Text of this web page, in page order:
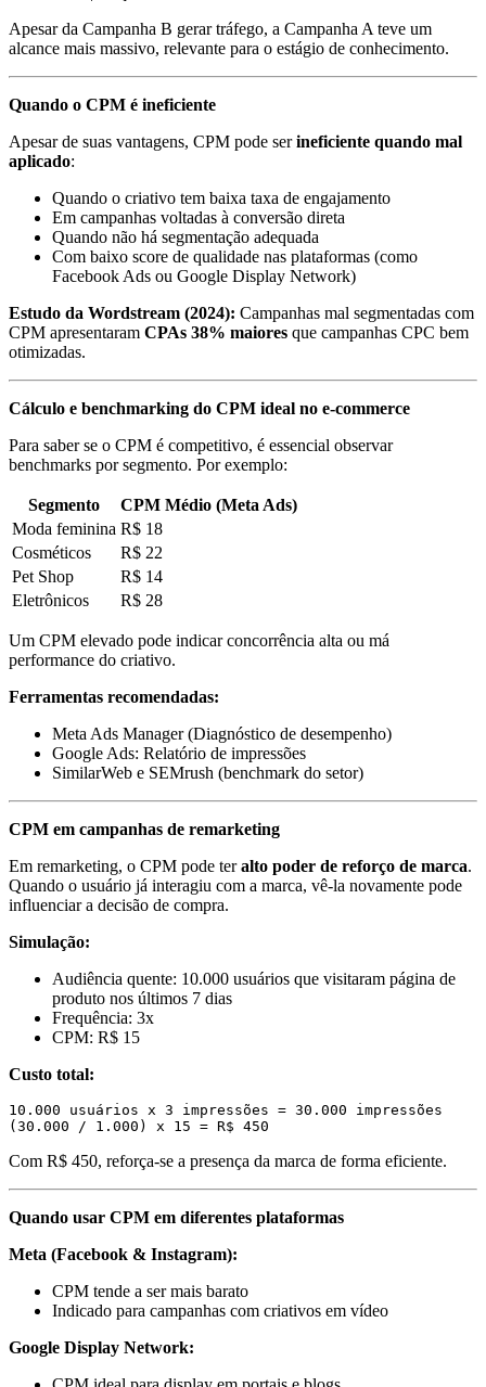
Apesar da Campanha B gerar tráfego, a Campanha A teve um
alcance mais massivo, relevante para o estágio de conhecimento.
Quando o CPM é ineficiente
Apesar de suas vantagens, CPM pode serineficiente quando mal
aplicado:
Quando o criativo tem baixa taxa de engajamento
Em campanhas voltadas à conversão direta
Quando não há segmentação adequada
Com baixo score de qualidade nas plataformas (como
Facebook Ads ou Google Display Network)
Estudo da Wordstream (2024): Campanhas mal segmentadas com
CPM apresentaram CPAs 38% maiores que campanhas CPC bem
otimizadas.
Cálculo e benchmarking do CPM ideal no e-commerce
Para saber se o CPM é competitivo, é essencial observar
benchmarks por segmento. Por exemplo:
Segmento
CPM Médio (Meta Ads)
Moda feminina R$ 18
Cosméticos
R$ 22
Pet Shop
R$ 14
Eletrônicos
R$ 28
Um CPM elevado pode indicar concorrência alta ou má
performance do criativo.
Ferramentas recomendadas:
Meta Ads Manager (Diagnóstico de desempenho)
Google Ads: Relatório de impressões
SimilarWeb e SEMrush (benchmark do setor)
CPM em campanhas de remarketing
Em remarketing, o CPM pode teralto poder de reforço de marca.
Quando o usuário já interagiu com a marca, vê-la novamente pode
influenciar a decisão de compra.
Simulação:
Audiência quente: 10.000 usuários que visitaram página de
produto nos últimos 7 dias
Frequência: 3x
CPM: R$ 15
Custo total:
10.000 usuários x 3 impressões = 30.000 impressões
(30.000 / 1.000) x 15 = R$ 450
Com R$ 450, reforça-se a presença da marca de forma eficiente.
Quando usar CPM em diferentes plataformas
Meta (Facebook & Instagram):
CPM tende a ser mais barato
Indicado para campanhas com criativos em vídeo
Google Display Network: